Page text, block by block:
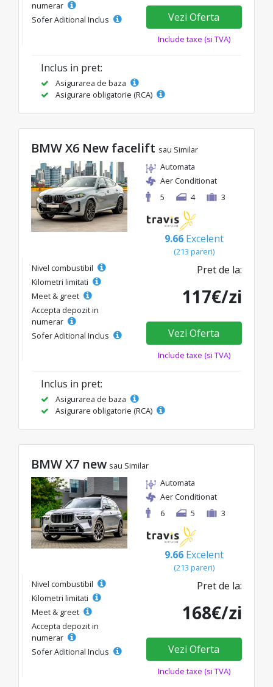
numerar
Sofer Aditional Inclus
Vezi Oferta
Include taxe (si TVA)
Inclus in pret:
Asigurarea de baza
Asigurare obligatorie (RCA)
BMW X6 New facelift sau Similar
Automata
Aer Conditionat
5
4 3
9.66 Excelent
(213 pareri)
Nivel combustibil
Kilometri limitati
Meet & greet
Accepta depozit in
numerar
Sofer Aditional Inclus
Pret de la:
117€/zi
Vezi Oferta
Include taxe (si TVA)
Inclus in pret:
Asigurarea de baza
Asigurare obligatorie (RCA)
BMW X7 new sau Similar
Automata
Aer Conditionat
6
5 3
9.66 Excelent
(213 pareri)
Nivel combustibil
Kilometri limitati
Meet & greet
Accepta depozit in
numerar
Sofer Aditional Inclus
Pret de la:
168€/zi
Vezi Oferta
Include taxe (si TVA)